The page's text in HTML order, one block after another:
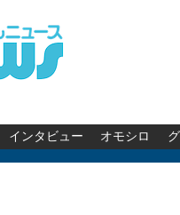
インタビュー オモシロ